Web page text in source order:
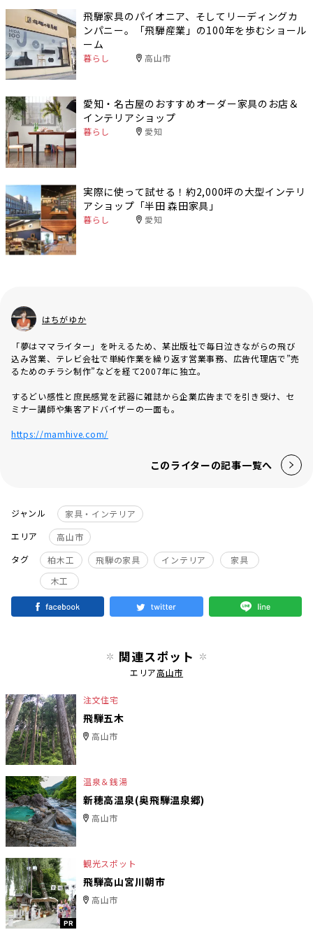
飛騨家具のパイオニア、そしてリーディングカ
ンパニー。「飛騨産業」の100年を歩むショール
ーム
暮らし 高山市
愛知・名古屋のおすすめオーダー家具のお店＆
インテリアショップ
暮らし 愛知
実際に使って試せる！約2,000坪の大型インテリ
アショップ「半田 森田家具」
暮らし 愛知
はちがゆか
「夢はママライター」を叶えるため、某出版社で毎日泣きながらの飛び
込み営業、テレビ会社で単純作業を繰り返す営業事務、広告代理店で”売
るためのチラシ制作”などを経て2007年に独立。
するどい感性と庶民感覚を武器に雑誌から企業広告までを引き受け、セ
ミナー講師や集客アドバイザーの一面も。
https://mamhive.com/
このライターの記事一覧へ
ジャンル
家具・インテリア
エリア
高山市
タグ
柏木工 飛騨の家具 インテリア
家具
木工
関連スポット
エリア高山市
注文住宅
飛騨五木
高山市
温泉＆銭湯
新穂高温泉(奥飛騨温泉郷)
高山市
PR
観光スポット
飛騨高山宮川朝市
高山市